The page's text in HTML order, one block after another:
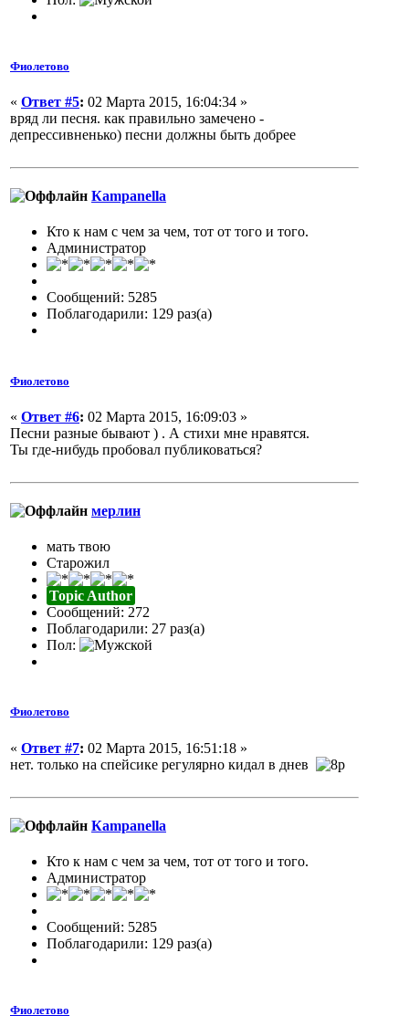
Фиолетово
« Ответ #5: 02 Марта 2015, 16:04:34 »
вряд ли песня. как правильно замечено -
депрессивненько) песни должны быть добрее
Кampanella
Кто к нам с чем за чем, тот от того и того.
Администратор
Сообщений: 5285
Поблагодарили: 129 раз(а)
Фиолетово
« Ответ #6: 02 Марта 2015, 16:09:03 »
Песни разные бывают ) . А стихи мне нравятся.
Ты где-нибудь пробовал публиковаться?
мерлин
мать твою
Старожил
Topic Author
Сообщений: 272
Поблагодарили: 27 раз(а)
Пол:
Фиолетово
« Ответ #7: 02 Марта 2015, 16:51:18 »
нет. только на спейсике регулярно кидал в днев
Кampanella
Кто к нам с чем за чем, тот от того и того.
Администратор
Сообщений: 5285
Поблагодарили: 129 раз(а)
Фиолетово